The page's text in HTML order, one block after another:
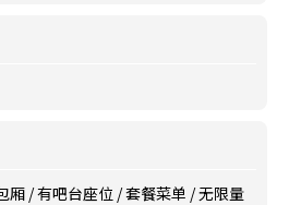
厢 /有吧台座位 /套餐菜单 /无限量